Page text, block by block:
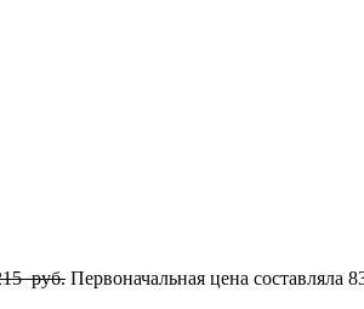
руб. Первоначальная цена составляла